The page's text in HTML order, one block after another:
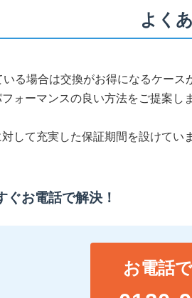
よく
る場合は交換がお得になるケー
ォーマンスの良い方法をご提案し
して充実した保証期間を設けて
ぐお電話で解決！
お電話